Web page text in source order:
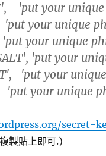
'put your
your unique
your unique
'put your
'put your
your unique
secret-
製貼上即可.)